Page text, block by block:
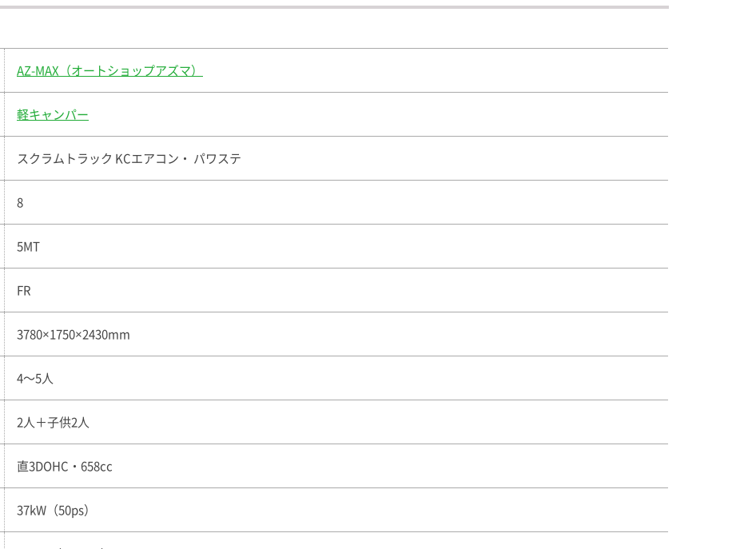
AZ-MAX（オートショップアズマ）
軽キャンパー
スクラムトラック KCエアコン・ パワステ
8
5MT
FR
3780×1750×2430mm
4〜5人
2人＋子供2人
直3DOHC・658cc
37kW（50ps）